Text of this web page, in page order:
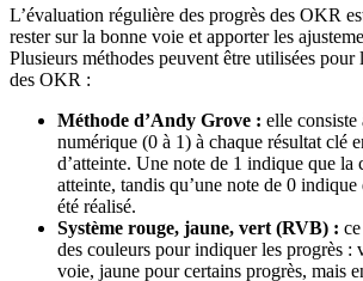
L’évaluation régulière des progrès des OKR
rester sur la bonne voie et apporter les
Plusieurs méthodes peuvent être utilisées pour
des OKR :
Méthode d’Andy Grove : elle consiste
numérique (0 à 1) à chaque résultat clé
d’atteinte. Une note de 1 indique que la
atteinte, tandis qu’une note de 0 indique
été réalisé.
Système rouge, jaune, vert (RVB) :
des couleurs pour indiquer les progrès :
voie, jaune pour certains progrès, mais